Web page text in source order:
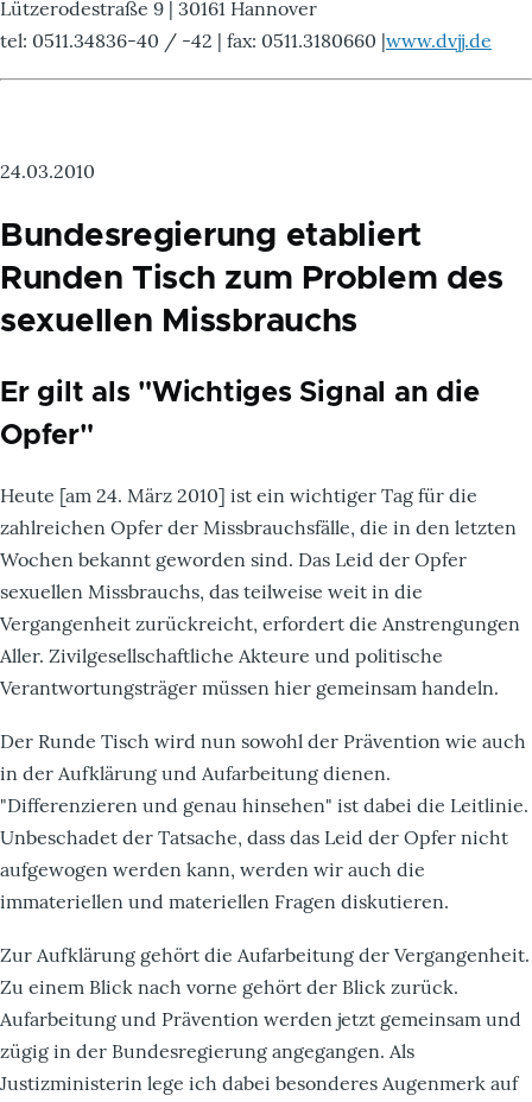
Lützerodestraße 9 | 30161 Hannover
tel: 0511.34836-40 / -42 | fax: 0511.3180660 |www.dvjj.de
24.03.2010
Bundesregierung etabliert
Runden Tisch zum Problem des
sexuellen Missbrauchs
Er gilt als "Wichtiges Signal an die
Opfer"
Heute [am 24. März 2010] ist ein wichtiger Tag für die
zahlreichen Opfer der Missbrauchsfälle, die in den letzten
Wochen bekannt geworden sind. Das Leid der Opfer
sexuellen Missbrauchs, das teilweise weit in die
Vergangenheit zurückreicht, erfordert die Anstrengungen
Aller. Zivilgesellschaftliche Akteure und politische
Verantwortungsträger müssen hier gemeinsam handeln.
Der Runde Tisch wird nun sowohl der Prävention wie auch
in der Aufklärung und Aufarbeitung dienen.
"Differenzieren und genau hinsehen" ist dabei die Leitlinie.
Unbeschadet der Tatsache, dass das Leid der Opfer nicht
aufgewogen werden kann, werden wir auch die
immateriellen und materiellen Fragen diskutieren.
Zur Aufklärung gehört die Aufarbeitung der Vergangenheit.
Zu einem Blick nach vorne gehört der Blick zurück.
Aufarbeitung und Prävention werden jetzt gemeinsam und
zügig in der Bundesregierung angegangen. Als
Justizministerin lege ich dabei besonderes Augenmerk auf